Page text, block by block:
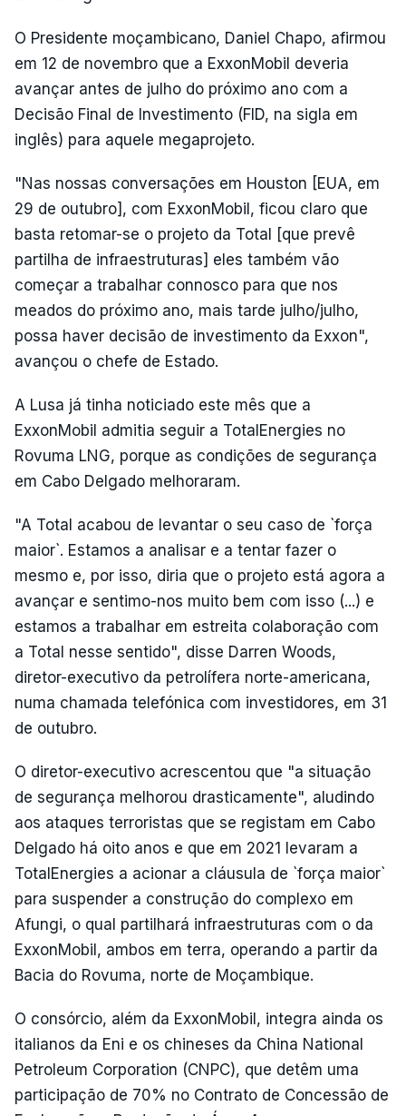
O Presidente moçambicano, Daniel Chapo, afirmou
em 12 de novembro que a ExxonMobil deveria
avançar antes de julho do próximo ano com a
Decisão Final de Investimento (FID, na sigla em
inglês) para aquele megaprojeto.
"Nas nossas conversações em Houston [EUA, em
29 de outubro], com ExxonMobil, ficou claro que
basta retomar-se o projeto da Total [que prevê
partilha de infraestruturas] eles também vão
começar a trabalhar connosco para que nos
meados do próximo ano, mais tarde julho/julho,
possa haver decisão de investimento da Exxon",
avançou o chefe de Estado.
A Lusa já tinha noticiado este mês que a
ExxonMobil admitia seguir a TotalEnergies no
Rovuma LNG, porque as condições de segurança
em Cabo Delgado melhoraram.
"A Total acabou de levantar o seu caso de `força
maior`. Estamos a analisar e a tentar fazer o
mesmo e, por isso, diria que o projeto está agora a
avançar e sentimo-nos muito bem com isso (...) e
estamos a trabalhar em estreita colaboração com
a Total nesse sentido", disse Darren Woods,
diretor-executivo da petrolífera norte-americana,
numa chamada telefónica com investidores, em 31
de outubro.
O diretor-executivo acrescentou que "a situação
de segurança melhorou drasticamente", aludindo
aos ataques terroristas que se registam em Cabo
Delgado há oito anos e que em 2021 levaram a
TotalEnergies a acionar a cláusula de `força maior`
para suspender a construção do complexo em
Afungi, o qual partilhará infraestruturas com o da
ExxonMobil, ambos em terra, operando a partir da
Bacia do Rovuma, norte de Moçambique.
O consórcio, além da ExxonMobil, integra ainda os
italianos da Eni e os chineses da China National
Petroleum Corporation (CNPC), que detêm uma
participação de 70% no Contrato de Concessão de